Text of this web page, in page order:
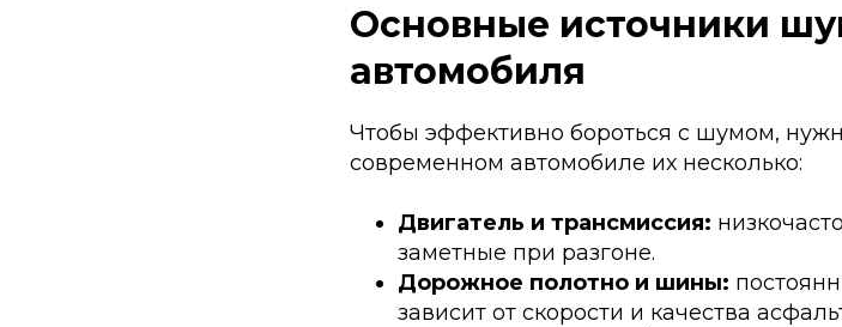
Основные источники
автомобиля
Чтобы эффективно бороться с шумом,
современном автомобиле их несколько:
Двигатель и трансмиссия:
заметные при разгоне.
Дорожное полотно и шины:
зависит от скорости и качества